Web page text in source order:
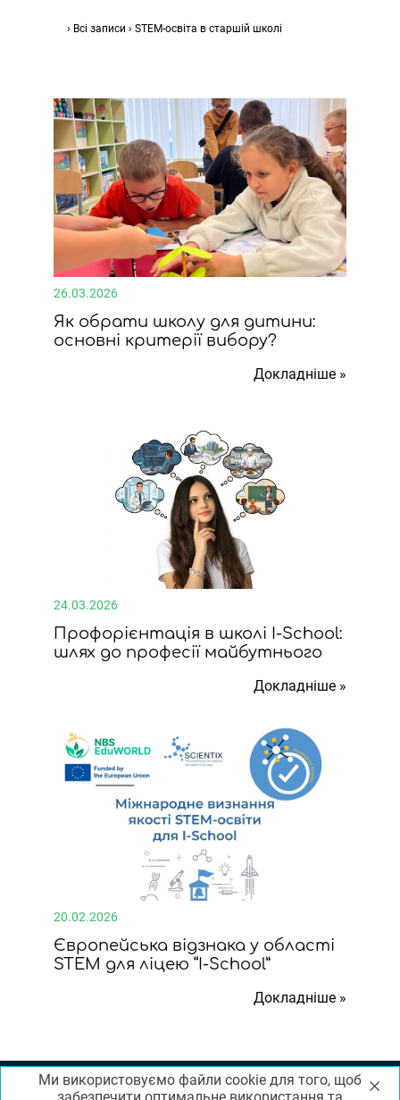
› Всі записи › STEM-освіта в старшій школі
26.03.2026
Як обрати школу для дитини:
основні критерії вибору?
Докладніше »
24.03.2026
Профорієнтація в школі I-School:
шлях до професії майбутнього
Докладніше »
20.02.2026
Європейська відзнака у області
STEM для ліцею “I-School”
Докладніше »
Ми використовуємо файли cookie для того, щоб ×